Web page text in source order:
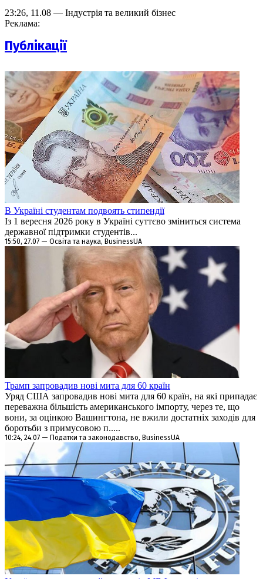
23:26, 11.08 — Індустрія та великий бізнес
Реклама:
Публікації
В Україні студентам подвоять стипендії
Із 1 вересня 2026 року в Україні суттєво зміниться система
державної підтримки студентів...
15:50, 27.07 — Освіта та наука, BusinessUA
Трамп запровадив нові мита для 60 країн
Уряд США запровадив нові мита для 60 країн, на які припадає
переважна більшість американського імпорту, через те, що
вони, за оцінкою Вашингтона, не вжили достатніх заходів для
боротьби з примусовою п.....
10:24, 24.07 — Податки та законодавство, BusinessUA